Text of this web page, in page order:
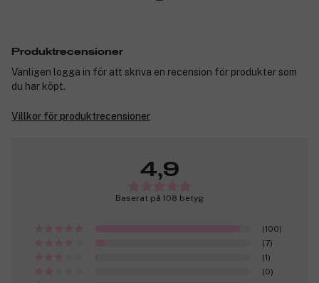
Produktrecensioner
Vänligen logga in för att skriva en recension för produkter som
du har köpt.
Villkor för produktrecensioner
4,9
Baserat på 108 betyg
(100)
(7)
(1)
(0)